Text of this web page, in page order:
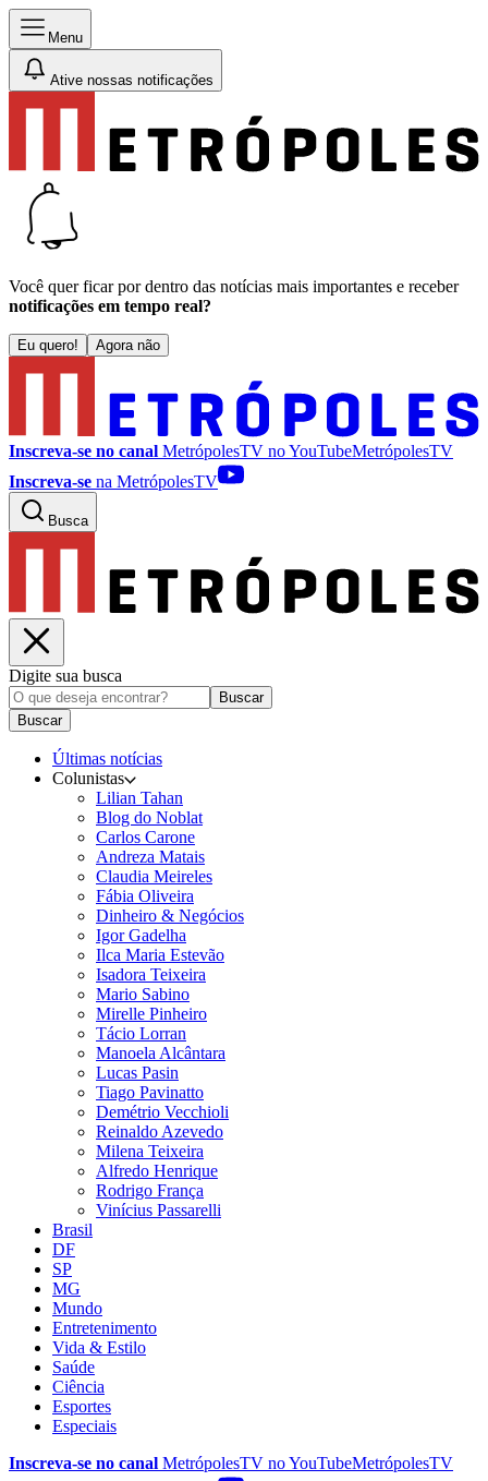
Menu
Ative nossas notificações
Você quer ficar por dentro das notícias mais importantes e receber
notificações em tempo real?
Eu quero! Agora não
Inscreva-se no canal MetrópolesTV noYouTubeMetrópolesTV
Inscreva-se na MetrópolesTV
Busca
Digite sua busca
Buscar
Buscar
Últimas notícias
Colunistas
Lilian Tahan
Blog do Noblat
Carlos Carone
Andreza Matais
Claudia Meireles
Fábia Oliveira
Dinheiro & Negócios
Igor Gadelha
Ilca Maria Estevão
Isadora Teixeira
Mario Sabino
Mirelle Pinheiro
Tácio Lorran
Manoela Alcântara
Lucas Pasin
Tiago Pavinatto
Demétrio Vecchioli
Reinaldo Azevedo
Milena Teixeira
Alfredo Henrique
Rodrigo França
Vinícius Passarelli
Brasil
DF
SP
MG
Mundo
Entretenimento
Vida & Estilo
Saúde
Ciência
Esportes
Especiais
Inscreva-se no canal MetrópolesTV noYouTubeMetrópolesTV